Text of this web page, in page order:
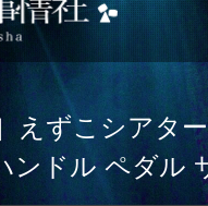
えずこシアタ
ドル ペダル